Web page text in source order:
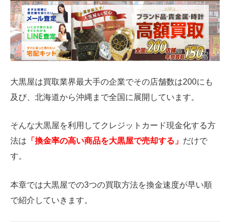
大黒屋は買取業界最大手の企業でその店舗数は200にも
及び、北海道から沖縄まで全国に展開しています。
そんな大黒屋を利用してクレジットカード現金化する方
法は 「換金率の高い商品を大黒屋で売却する」 だけで
す。
本章では大黒屋での3つの買取方法を換金速度が早い順
で紹介していきます。